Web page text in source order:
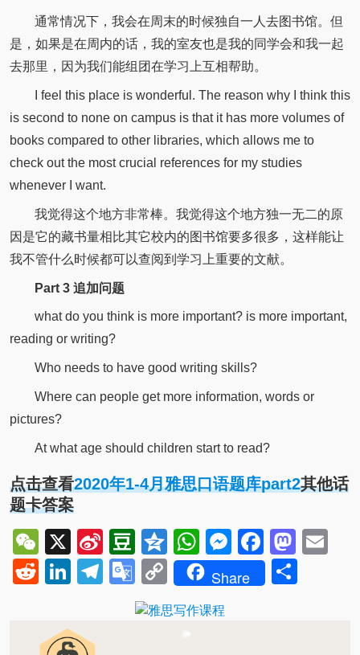
通常情况下，我会在周末的时候独自一人去图书馆。但
是，如果是在周内的话，我的室友也是我的同学会和我一起
去那里，因为我们能组团在学习上互相帮助。
I feel this place is wonderful. The reason why I think this
is second to none on campus is that it has more volumes of
books compared to other libraries, which allows me to
check out the most crucial references for my studies
whenever I want.
我觉得这个地方非常棒。我觉得这个地方独一无二的原
因是它的藏书量相比其它校内的图书馆要多很多，这样能让
我不管什么时候都可以查阅到学习上重要的文献。
Part 3 追加问题
what do you think is more important? is more important,
reading or writing?
Who needs to have good writing skills?
Where can people get more information, words or
pictures?
At what age should children start to read?
点击查看2020年1-4月雅思口语题库part2其他话
题卡答案
WeChat
X
Sina
Weibo
Douban
QzoneWhatsApp
Messenger
RedditLinkedIn
Telegram
Google
Translate
Copy
Link
Share